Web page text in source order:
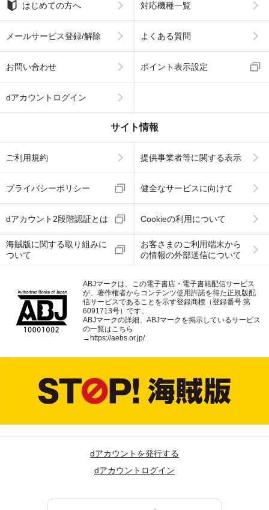
はじめての方へ 対応機種一覧
メールサービス登録/解除 よくある質問
お問い合わせ ポイント表示設定
dアカウントログイン
サイト情報
ご利用規約 提供事業者等に関する表示
プライバシーポリシー 健全なサービスに向けて
dアカウント2段階認証とは Cookieの利用について
海賊版に関する取り組みに
ついて
お客さまのご利用端末から
の情報の外部送信について
ABJマークは、この電子書店・電子書籍配信サービス
が、著作権者からコンテンツ使用許諾を得た正規版配
信サービスであることを示す登録商標（登録番号 第
6091713号）です。
ABJマークの詳細、ABJマークを掲示しているサービス
の一覧はこちら
→ https://aebs.or.jp/
dアカウントを発行する
dアカウントログイン